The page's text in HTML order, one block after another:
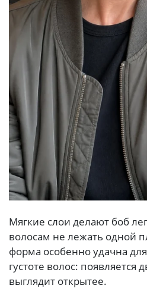
Мягкие слои делают боб
волосам не лежать одной
форма особенно удачна
густоте волос: появляется
выглядит открытее.